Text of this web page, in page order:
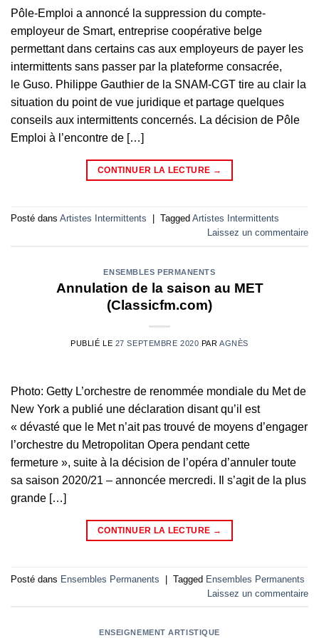
Pôle-Emploi a annoncé la suppression du compte-
employeur de Smart, entreprise coopérative belge
permettant dans certains cas aux employeurs de payer les
intermittents sans passer par la plateforme consacrée,
le Guso. Philippe Gauthier de la SNAM-CGT tire au clair la
situation du point de vue juridique et partage quelques
conseils aux intermittents concernés. La décision de Pôle
Emploi à l’encontre de […]
CONTINUER LA LECTURE →
Posté dans Artistes Intermittents Tagged Artistes Intermittents
Laissez un commentaire
ENSEMBLES PERMANENTS
Annulation de la saison au MET
(Classicfm.com)
PUBLIÉ LE 27 SEPTEMBRE 2020 PARAGNÈS
Photo: Getty L’orchestre de renommée mondiale du Met de
New York a publié une déclaration disant qu’il est
« dévasté que le Met n’ait pas trouvé de moyens d’engager
l’orchestre du Metropolitan Opera pendant cette
fermeture », suite à la décision de l’opéra d’annuler toute
sa saison 2020/21 – annoncée mercredi. Il s’agit de la plus
grande […]
CONTINUER LA LECTURE →
Posté dans Ensembles Permanents | Tagged Ensembles Permanents
Laissez un commentaire
ENSEIGNEMENT ARTISTIQUE